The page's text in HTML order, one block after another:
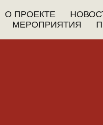
О ПРОЕКТЕ
МЕРОПРИЯТИЯ